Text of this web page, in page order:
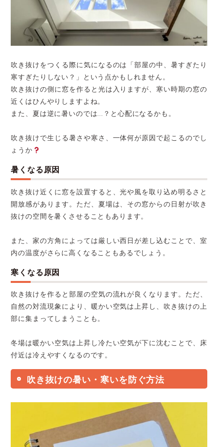
吹き抜けをつくる際に気になるのは「部屋の中、暑すぎたり
寒すぎたりしない？」という点かもしれません。
吹き抜けの側に窓を作ると光は入りますが、寒い時期の窓の
近くはひんやりしますよね。
また、夏は逆に暑いのでは…？と心配になるかも。
吹き抜けで生じる暑さや寒さ、一体何が原因で起こるのでし
ょうか
暑くなる原因
吹き抜け近くに窓を設置すると、光や風を取り込め明るさと
開放感があります。ただ、夏場は、その窓からの日射が吹き
抜けの空間を暑くさせることもあります。
また、家の方角によっては厳しい西日が差し込むことで、室
内の温度がさらに高くなることもあるでしょう。
寒くなる原因
吹き抜けを作ると部屋の空気の流れが良くなります。ただ、
自然の対流現象により、暖かい空気は上昇し、吹き抜けの上
部に集まってしまうことも。
冬場は暖かい空気は上昇し冷たい空気が下に沈むことで、床
付近は冷えやすくなるのです。
吹き抜けの暑い・寒いを防ぐ方法